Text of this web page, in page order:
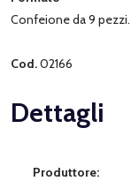
Confeione da 9 pezzi.
Cod.02166
Dettagli
Produttore: